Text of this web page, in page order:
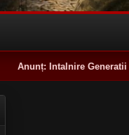
Anunț:Intalnire Generatii 18-